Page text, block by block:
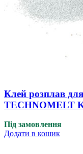
Клей розплав
TECHNOMELT
Під замовлення
Додати в кошик